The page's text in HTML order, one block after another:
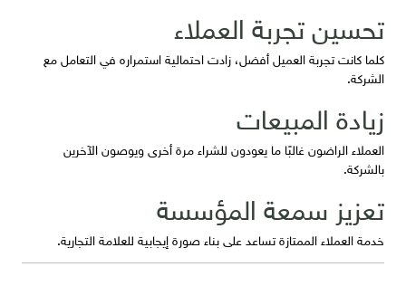
تحسين تجربة العملاء
كلما كانت تجربة العميل أفضل، زادت احتمالية استمراره في التعامل مع
الشركة.
زيادة المبيعات
العملاء الراضون غالبًا ما يعودون للشراء مرة أخرى ويوصون الآخرين
بالشركة.
تعزيز سمعة المؤسسة
خدمة العملاء الممتازة تساعد على بناء صورة إيجابية للعلامة التجارية.